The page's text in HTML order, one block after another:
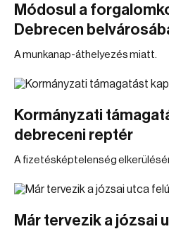
Módosul a
Debrecen
A munkanap-áthelyezés miatt.
Kormányzati
debreceni reptér
A fizetésképtelenség
Már tervezik a józsai